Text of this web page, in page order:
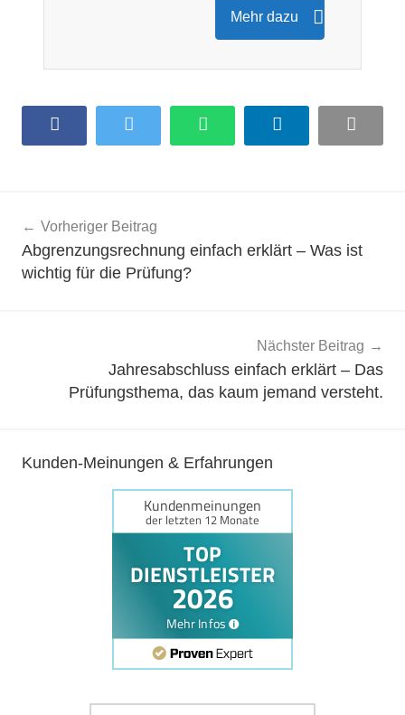
Mehr dazu
Vorheriger Beitrag
Abgrenzungsrechnung einfach erklärt – Was ist
wichtig für die Prüfung?
Nächster Beitrag
Jahresabschluss einfach erklärt – Das
Prüfungsthema, das kaum jemand versteht.
Kunden-Meinungen & Erfahrungen